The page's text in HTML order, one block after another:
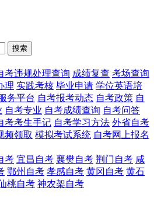
搜索
考违规处理查询 成绩复查 考场查询
理 实践考核 毕业申请 学位英语培
务平台 自考报考动态 自考政策 自
自考专业 自考成绩查询 自考问答
考考生手记 自考学习方法 外省自考
频领取 模拟考试系统 自考网上报名
考 宜昌自考 襄樊自考 荆门自考 咸
鄂州自考 孝感自考 黄冈自考 黄石
桃自考 神农架自考